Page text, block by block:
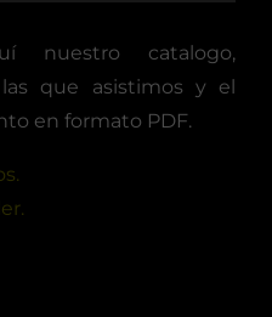
nuestro catalogo,
que asistimos y el
en formato PDF.